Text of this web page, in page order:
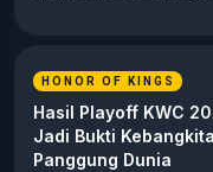
HONOR OF KINGS
Hasil Playoff KWC
Jadi Bukti
Panggung Dunia